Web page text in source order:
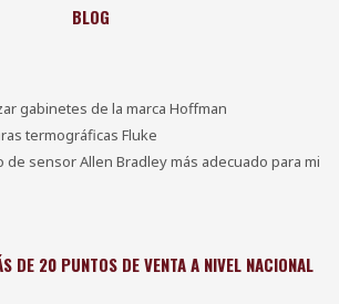
BLOG
gabinetes de la marca Hoffman
termográficas Fluke
de sensor Allen Bradley más adecuado para mi
DE 20 PUNTOS DE VENTA A NIVEL NACIONAL